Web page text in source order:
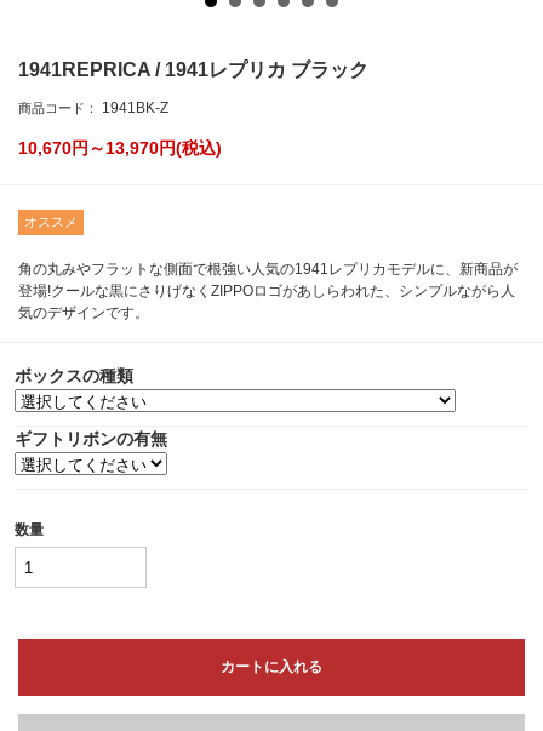
1941REPRICA / 1941レプリカ ブラック
商品コード： 1941BK-Z
10,670円～13,970円(税込)
オススメ
角の丸みやフラットな側面で根強い人気の1941レプリカモデルに、新商品が
登場!クールな黒にさりげなくZIPPOロゴがあしらわれた、シンプルながら人
気のデザインです。
ボックスの種類
ギフトリボンの有無
数量
カートに入れる